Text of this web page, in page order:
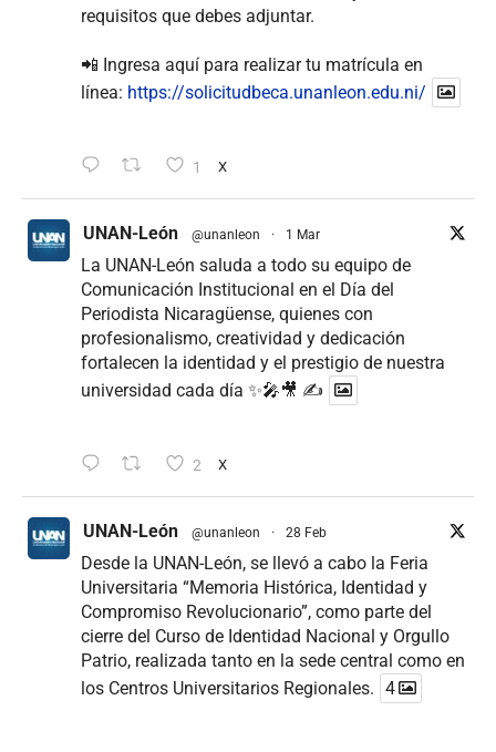
requisitos que debes adjuntar.
📲 Ingresa aquí para realizar tu matrícula en
línea: https://solicitudbeca.unanleon.edu.ni/
1 X
UNAN-León @unanleon · 1 Mar
La UNAN-León saluda a todo su equipo de
Comunicación Institucional en el Día del
Periodista Nicaragüense, quienes con
profesionalismo, creatividad y dedicación
fortalecen la identidad y el prestigio de nuestra
universidad cada día ✨🎤🎥 ✍
2 X
UNAN-León @unanleon · 28 Feb
Desde la UNAN-León, se llevó a cabo la Feria
Universitaria “Memoria Histórica, Identidad y
Compromiso Revolucionario”, como parte del
cierre del Curso de Identidad Nacional y Orgullo
Patrio, realizada tanto en la sede central como en
los Centros Universitarios Regionales. 4